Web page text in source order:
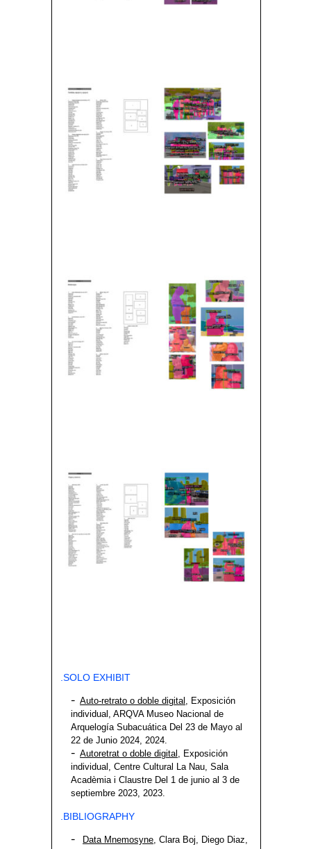
.SOLO EXHIBIT
Auto-retrato o doble digital , Exposición
individual, ARQVA Museo Nacional de
Arquelogía Subacuática Del 23 de Mayo al
22 de Junio 2024, 2024.
Autoretrat o doble digital , Exposición
individual, Centre Cultural La Nau, Sala
Acadèmia i Claustre Del 1 de junio al 3 de
septiembre 2023, 2023.
.BIBLIOGRAPHY
Data Mnemosyne, Clara Boj, Diego Diaz,